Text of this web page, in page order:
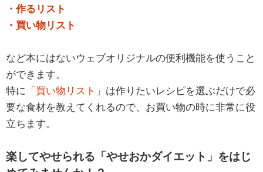
・作るリスト
・買い物リスト
など本にはないウェブオリジナルの便利機能を使うこと
ができます。
特に 「買い物リスト」 は作りたいレシピを選ぶだけで必
要な食材を教えてくれるので、お買い物の時に非常に役
立ちます。
楽してやせられる「やせおかダイエット」をはじ